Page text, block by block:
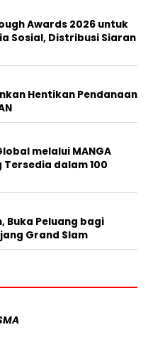
Awards 2026 untuk
Sosial, Distribusi Siaran
Hentikan Pendanaan
melalui MANGA
Tersedia dalam 100
Buka Peluang bagi
Grand Slam